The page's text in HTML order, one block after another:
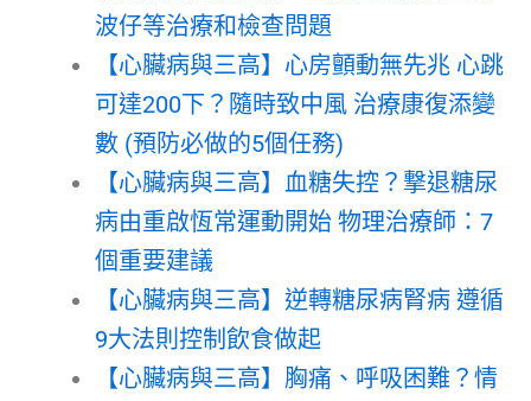
波仔等治療和檢查問題
【心臟病與三高】心房顫動無先兆 心跳
可達200下？隨時致中風 治療康復添變
數 (預防必做的5個任務)
【心臟病與三高】血糖失控？撃退糖尿
病由重啟恆常運動開始 物理治療師：7
個重要建議
【心臟病與三高】逆轉糖尿病腎病 遵循
9大法則控制飲食做起
【心臟病與三高】胸痛、呼吸困難？情